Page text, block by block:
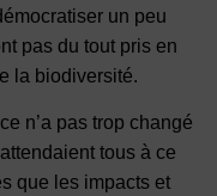
un peu
pas du tout pris en
la biodiversité.
n’a pas trop changé
tous à ce
que les impacts et